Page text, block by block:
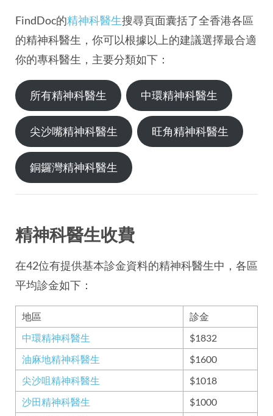
FindDoc的精神科醫生搜尋頁面囊括了全香港各區
的精神科醫生，你可以根據以上的建議選擇最合適
你的專科醫生，主要分類如下：
所有精神科醫生 中環精神科醫生
尖沙嘴精神科醫生 旺角精神科醫生
銅鑼灣精神科醫生
精神科醫生收費
在42位有提供基本診金資料的精神科醫生中，各區
平均診金如下：
地區
診金
中環精神科醫生
$1832
油麻地精神科醫生
$1600
尖沙咀精神科醫生
$1018
沙田精神科醫生
$1000